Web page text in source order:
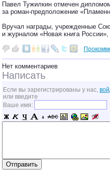
Павел Тужилкин отмечен
за роман-предположение
Вручал награды, учрежденные
и журналом «Новая книга
Нет комментариев
Написать
Если вы зарегистрированы у нас,
или введите
Ваше имя: